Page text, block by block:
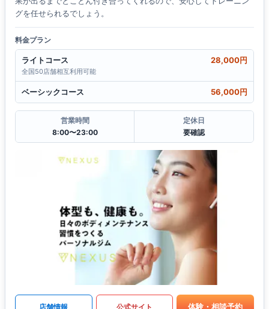
グを任せられるでしょう。
料金プラン
ライトコース 28,000円
全国50店舗相互利用可能
ベーシックコース 56,000円
営業時間
8:00〜23:00
定休日
要確認
店舗情報 公式サイト 体験・相談予約